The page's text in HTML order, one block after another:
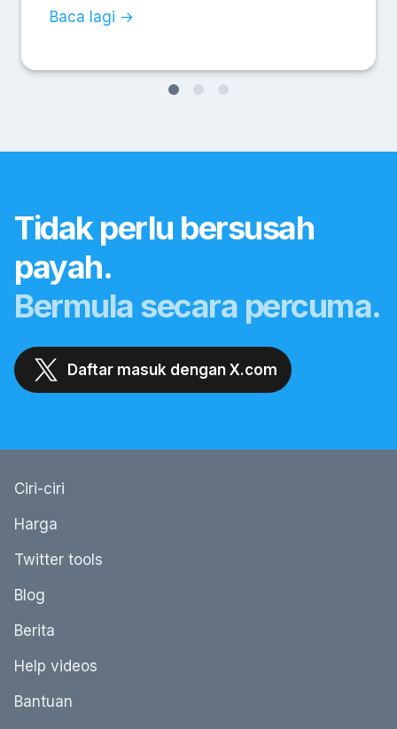
Baca lagi →
Tidak perlu bersusah
payah.
Bermula secara percuma.
Daftar masuk dengan X.com
Ciri-ciri
Harga
Twitter tools
Blog
Berita
Help videos
Bantuan